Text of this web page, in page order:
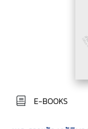
E-BOOKS